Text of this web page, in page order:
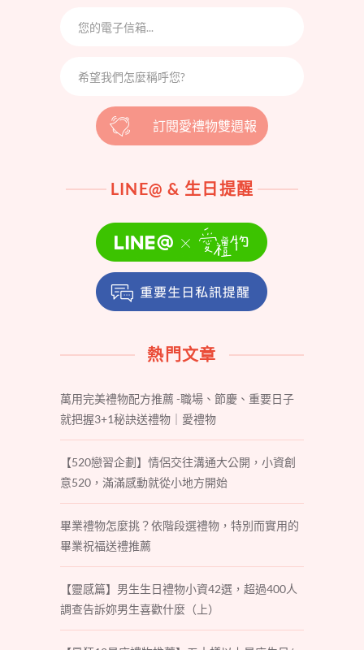
訂閱愛禮物雙週報
LINE@ & 生日提醒
熱門文章
萬用完美禮物配方推薦 -職場、節慶、重要日子
就把握3+1秘訣送禮物｜愛禮物
【520戀習企劃】情侶交往溝通大公開，小資創
意520，滿滿感動就從小地方開始
畢業禮物怎麼挑？依階段選禮物，特別而實用的
畢業祝福送禮推薦
【靈感篇】男生生日禮物小資42選，超過400人
調查告訴妳男生喜歡什麼（上）